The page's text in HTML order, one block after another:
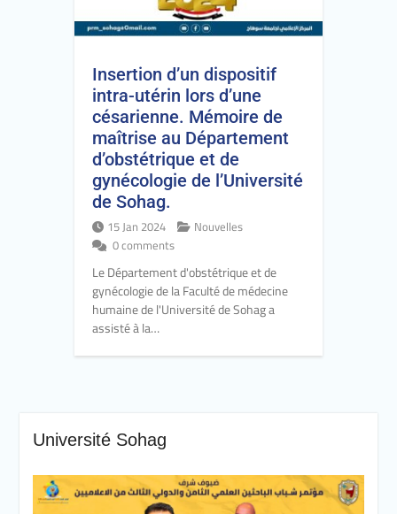
Insertion d’un dispositif
intra-utérin lors d’une
césarienne. Mémoire de
maîtrise au Département
d’obstétrique et de
gynécologie de l’Université
de Sohag.
15 Jan 2024
Nouvelles
0 comments
Le Département d'obstétrique et de
gynécologie de la Faculté de médecine
humaine de l'Université de Sohag a
assisté à la…
Université Sohag